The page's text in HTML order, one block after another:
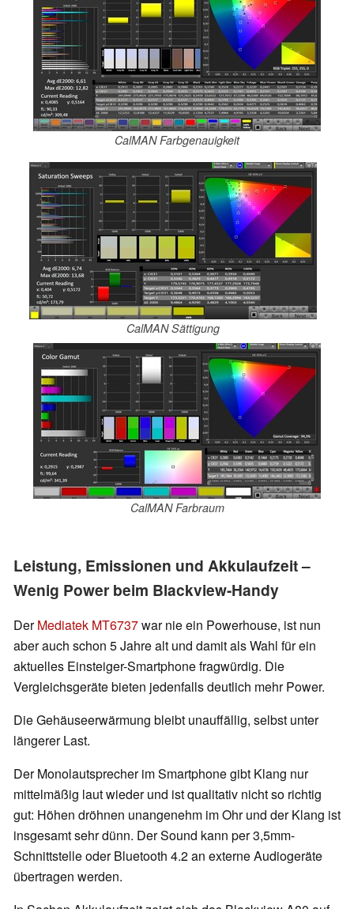
CalMAN Farbgenauigkeit
CalMAN Sättigung
CalMAN Farbraum
Leistung, Emissionen und Akkulaufzeit –
Wenig Power beim Blackview-Handy
DerMediatek MT6737war nie ein Powerhouse, ist nun
aber auch schon 5 Jahre alt und damit als Wahl für ein
aktuelles Einsteiger-Smartphone fragwürdig. Die
Vergleichsgeräte bieten jedenfalls deutlich mehr Power.
Die Gehäuseerwärmung bleibt unauffällig, selbst unter
längerer Last.
Der Monolautsprecher im Smartphone gibt Klang nur
mittelmäßig laut wieder und ist qualitativ nicht so richtig
gut: Höhen dröhnen unangenehm im Ohr und der Klang ist
insgesamt sehr dünn. Der Sound kann per 3,5mm-
Schnittstelle oder Bluetooth 4.2 an externe Audiogeräte
übertragen werden.